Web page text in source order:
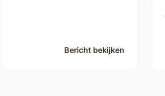
Bericht bekijken